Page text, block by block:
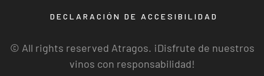
DECLARACIÓN DE ACCESIBILIDAD
© All rights reserved Atragos. ¡Disfrute de nuestros
vinos con responsabilidad!